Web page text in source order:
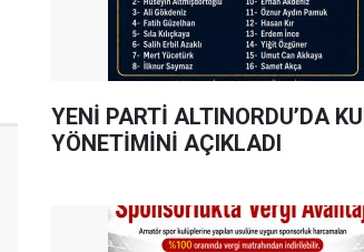
YENİ PARTİ ALTINORDU’DA
YÖNETİMİNİ AÇIKLADI